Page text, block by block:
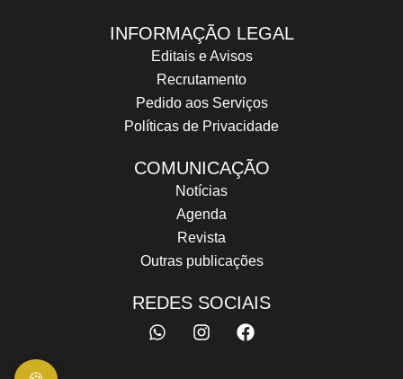
INFORMAÇÃO LEGAL
Editais e Avisos
Recrutamento
Pedido aos Serviços
Políticas de Privacidade
COMUNICAÇÃO
Notícias
Agenda
Revista
Outras publicações
REDES SOCIAIS
W
h
I
n
F
a